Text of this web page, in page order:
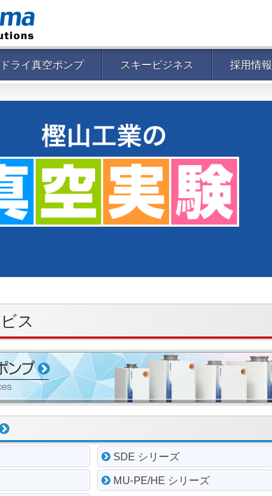
ドライ真空ポンプ スキービジネス 採用情報
ス
SDE シリーズ
MU-PE/HE シリーズ